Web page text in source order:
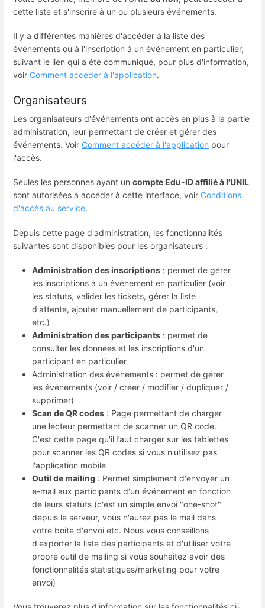
cette liste et s'inscrire à un ou plusieurs événements.
Il y a différentes manières d'accéder à la liste des
événements ou à l'inscription à un événement en particulier,
suivant le lien qui a été communiqué, pour plus d'information,
voir Comment accéder à l'application.
Organisateurs
Les organisateurs d'événements ont accès en plus à la partie
administration, leur permettant de créer et gérer des
événements. Voir Comment accéder à l'application pour
l'accès.
Seules les personnes ayant un compte Edu-ID affilié à l'UNIL
sont autorisées à accéder à cette interface, voir Conditions
d'accès au service.
Depuis cette page d'administration, les fonctionnalités
suivantes sont disponibles pour les organisateurs :
Administration des inscriptions : permet de gérer
les inscriptions à un événement en particulier (voir
les statuts, valider les tickets, gérer la liste
d'attente, ajouter manuellement de participants,
etc.)
Administration des participants : permet de
consulter les données et les inscriptions d'un
participant en particulier
Administration des événements : permet de gérer
les événements (voir / créer / modifier / dupliquer /
supprimer)
Scan de QR codes : Page permettant de charger
une lecteur permettant de scanner un QR code.
C'est cette page qu'il faut charger sur les tablettes
pour scanner les QR codes si vous n'utilisez pas
l'application mobile
Outil de mailing : Permet simplement d'envoyer un
e-mail aux participants d'un événement en fonction
de leurs statuts (c'est un simple envoi "one-shot"
depuis le serveur, vous n'aurez pas le mail dans
votre boite d'envoi etc. Nous vous conseillons
d'exporter la liste des participants et d'utiliser votre
propre outil de mailing si vous souhaitez avoir des
fonctionnalités statistiques/marketing pour votre
envoi)